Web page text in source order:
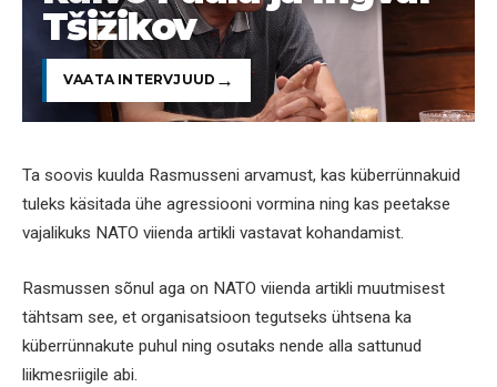
Tšižikov
VAATA INTERVJUUD
Ta soovis kuulda Rasmusseni arvamust, kas küberrünnakuid
tuleks käsitada ühe agressiooni vormina ning kas peetakse
vajalikuks NATO viienda artikli vastavat kohandamist.
Rasmussen sõnul aga on NATO viienda artikli muutmisest
tähtsam see, et organisatsioon tegutseks ühtsena ka
küberrünnakute puhul ning osutaks nende alla sattunud
liikmesriigile abi.